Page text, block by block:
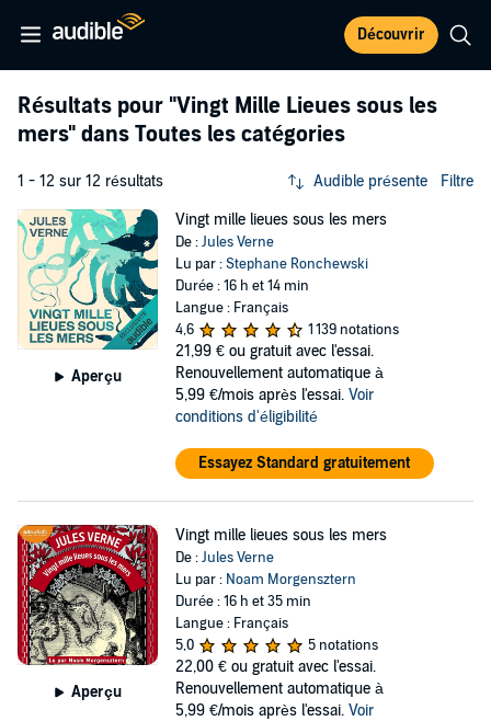
Découvrir
Résultats pour "Vingt Mille Lieues sous les
mers" dans Toutes les catégories
1 - 12 sur 12 résultats Audible présente Filtre
Aperçu
Vingt mille lieues sous les mers
De :Jules Verne
Lu par :Stephane Ronchewski
Durée : 16 h et 14 min
Langue : Français
4,6
1 139 notations
21,99 € ou gratuit avec l'essai.
Renouvellement automatique à
5,99 €/mois après l'essai. Voir
conditions d'éligibilité
Essayez Standard gratuitement
Aperçu
Vingt mille lieues sous les mers
De :Jules Verne
Lu par : Noam Morgensztern
Durée : 16 h et 35 min
Langue : Français
5,0
5 notations
22,00 € ou gratuit avec l'essai.
Renouvellement automatique à
5,99 €/mois après l'essai. Voir